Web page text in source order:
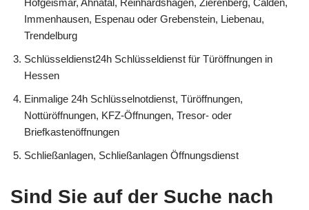
Hofgeismar, Ahnatal, Reinhardshagen, Zierenberg, Calden,
Immenhausen, Espenau oder Grebenstein, Liebenau,
Trendelburg
Schlüsseldienst24h Schlüsseldienst für Türöffnungen in
Hessen
Einmalige 24h Schlüsselnotdienst, Türöffnungen,
Nottüröffnungen, KFZ-Öffnungen, Tresor- oder
Briefkastenöffnungen
Schließanlagen, Schließanlagen Öffnungsdienst
Sind Sie auf der Suche nach